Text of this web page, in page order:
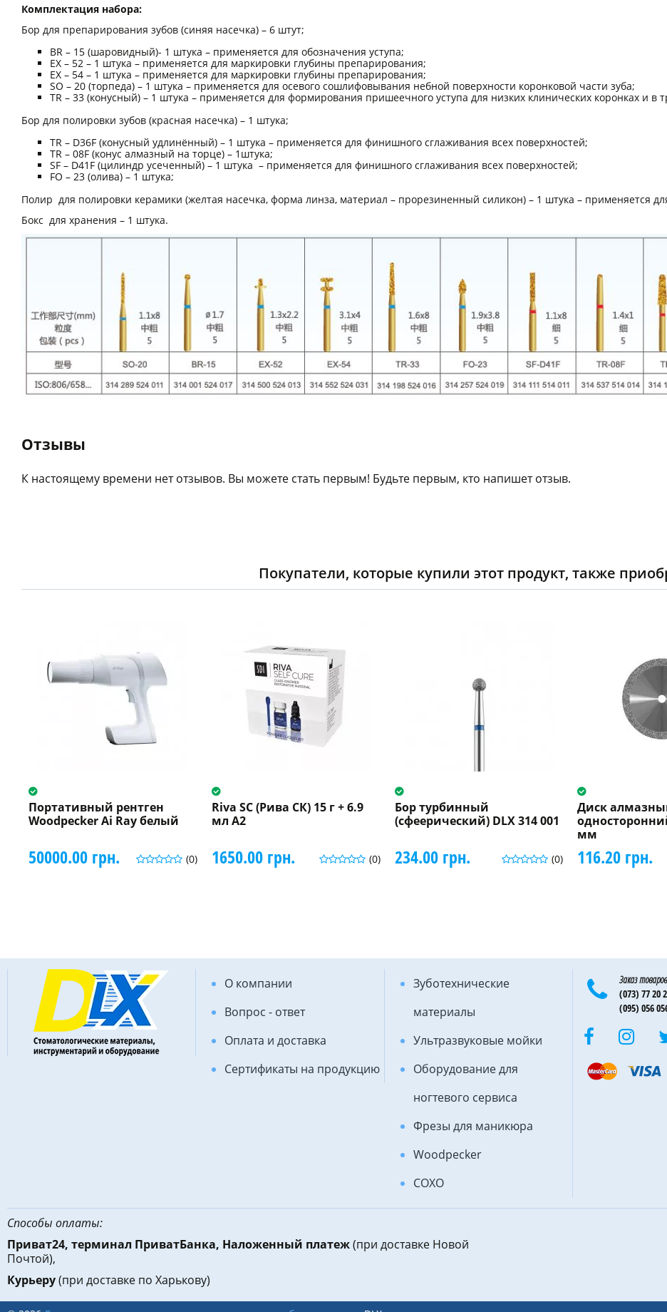
Комплектация набора:
Бор для препарирования зубов (синяя насечка) – 6 штут;
BR – 15 (шаровидный)- 1 штука – применяется для обозначения уступа;
EX – 52 – 1 штука – применяется для маркировки глубины препарирования;
EX – 54 – 1 штука – применяется для маркировки глубины препарирования;
SO – 20 (торпеда) – 1 штука – применяется для осевого сошлифовывания небной поверхности коронковой части зуба;
TR – 33 (конусный) – 1 штука – применяется для формирования пришеечного уступа для низких клинических коронках и в
Бор для полировки зубов (красная насечка) – 1 штука;
TR – D36F (конусный удлинённый) – 1 штука – применяется для финишного сглаживания всех поверхностей;
TR – 08F (конус алмазный на торце) – 1штука;
SF – D41F (цилиндр усеченный) – 1 штука – применяется для финишного сглаживания всех поверхностей;
FO – 23 (олива) – 1 штука;
Полир для полировки керамики (желтая насечка, форма линза, материал – прорезиненный силикон) – 1 штука – применяется
Бокс для хранения – 1 штука.
Отзывы
К настоящему времени нет отзывов. Вы можете стать первым! Будьте первым, кто напишет отзыв.
Покупатели, которые купили этот продукт, также
Портативный рентген
Woodpecker Ai Ray белый
(0)
50000.00 грн.
Riva SC (Рива СК) 15 г + 6.9
мл A2
(0)
1650.00 грн.
Бор турбинный
(сфеерический) DLX 314 001
(0)
234.00 грн.
Диск
мм
116.20 грн.
О компании
Вопрос - ответ
Оплата и доставка
Сертификаты на продукцию
Зуботехнические
материалы
Ультразвуковые мойки
Оборудование для
ногтевого сервиса
Фрезы для маникюра
Woodpecker
COXO
Заказ
(073) 77 20
(095) 056
Способы оплаты:
Приват24, терминал ПриватБанка, Наложенный платеж(при доставке Новой
Почтой),
Курьеру(при доставке по Харькову)